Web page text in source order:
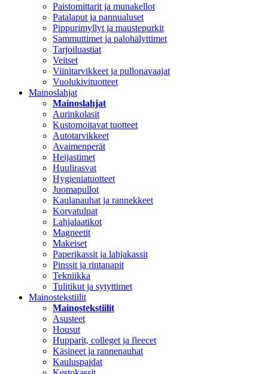
Paistomittarit ja munakellot
Patalaput ja pannualuset
Pippurimyllyt ja maustepurkit
Sammuttimet ja palohälyttimet
Tarjoiluastiat
Veitset
Viinitarvikkeet ja pullonavaajat
Vuolukivituotteet
Mainoslahjat
Mainoslahjat
Aurinkolasit
Kustomoitavat tuotteet
Autotarvikkeet
Avaimenperät
Heijastimet
Huulirasvat
Hygieniatuotteet
Juomapullot
Kaulanauhat ja rannekkeet
Korvatulpat
Lahjalaatikot
Magneetit
Makeiset
Paperikassit ja lahjakassit
Pinssit ja rintanapit
Tekniikka
Tulitikut ja sytyttimet
Mainostekstiilit
Mainostekstiilit
Asusteet
Housut
Hupparit, colleget ja fleecet
Käsineet ja rannenauhat
Kauluspaidat